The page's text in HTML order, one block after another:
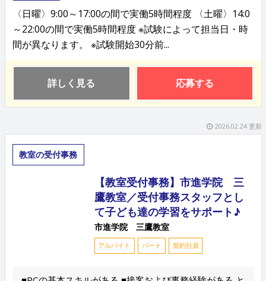
〈日曜〉9:00～17:00の間で実働5時間程度 〈土曜〉14:0
～22:00の間で実働5時間程度 ※試験によって担当日・時
間が異なります。 ※試験開始30分前...
詳しく見る 応募する
2026.02.24 更新
教室の受付事務
【教室受付事務】市進学院 三
鷹教室／受付事務スタッフとし
て子ども達の学習をサポート♪
市進学院 三鷹教室
アルバイト パート 契約社員